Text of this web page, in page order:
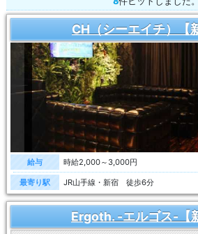
CH（シーエイチ）【
給与 時給2,000～3,000円
最寄り駅 JR山手線・新宿 徒歩6分
Ergoth. -エルゴス-【